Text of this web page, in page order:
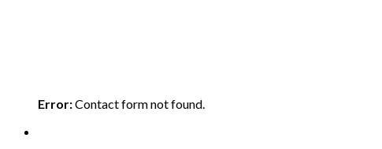
Error:Contact form not found.